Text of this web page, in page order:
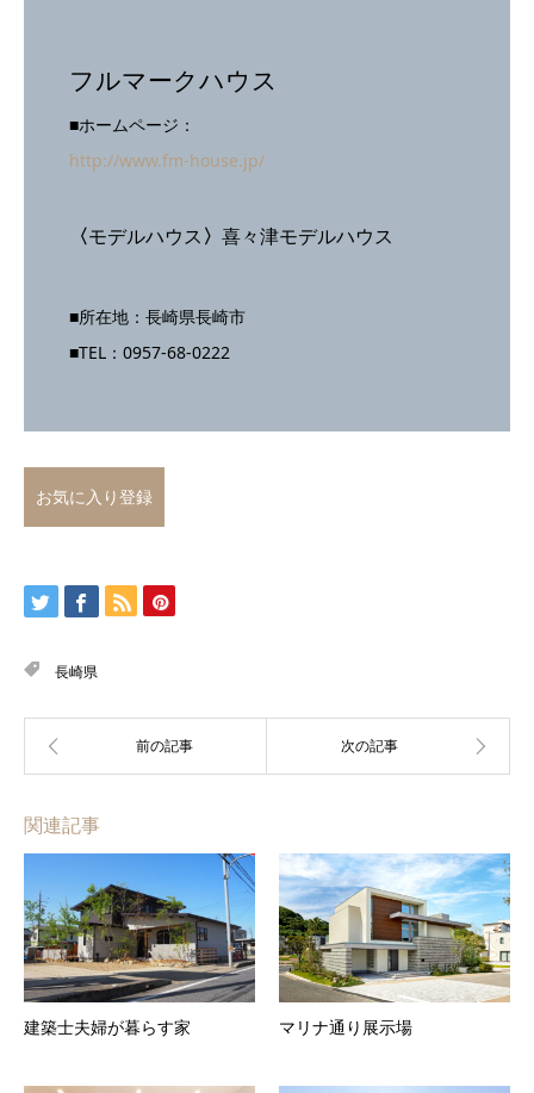
フルマークハウス
■ホームページ：
http://www.fm-house.jp/
〈モデルハウス〉 喜々津モデルハウス
■所在地：長崎県長崎市
■TEL：0957-68-0222
お気に入り登録
長崎県
関連記事
建築士夫婦が暮らす家 マリナ通り展示場